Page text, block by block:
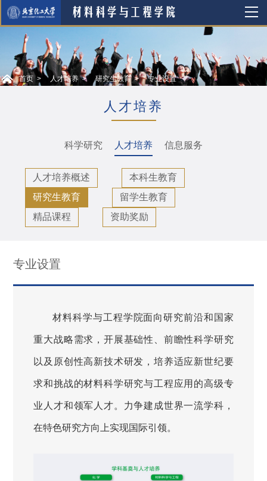
首页 人才培养 研究生教育 专业设置
人才培养
科学研究 人才培养 信息服务
人才培养概述
本科生教育
研究生教育
留学生教育
精品课程
资助奖励
专业设置
材料科学与工程学院面向研究前沿和国家
重大战略需求，开展基础性、前瞻性科学研究
以及原创性高新技术研发，培养适应新世纪要
求和挑战的材料科学研究与工程应用的高级专
业人才和领军人才。力争建成世界一流学科，
在特色研究方向上实现国际引领。